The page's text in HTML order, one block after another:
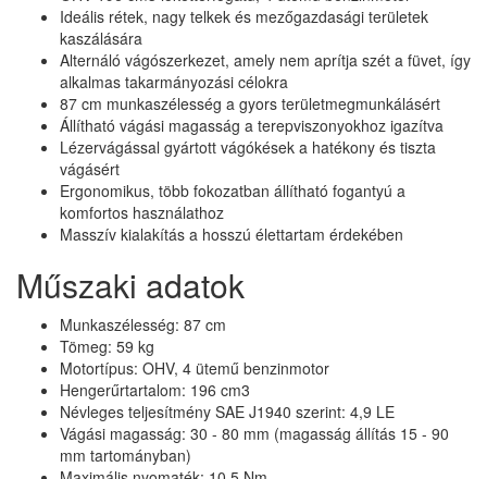
Ideális rétek, nagy telkek és mezőgazdasági területek
kaszálására
Alternáló vágószerkezet, amely nem aprítja szét a füvet, így
alkalmas takarmányozási célokra
87 cm munkaszélesség a gyors területmegmunkálásért
Állítható vágási magasság a terepviszonyokhoz igazítva
Lézervágással gyártott vágókések a hatékony és tiszta
vágásért
Ergonomikus, több fokozatban állítható fogantyú a
komfortos használathoz
Masszív kialakítás a hosszú élettartam érdekében
Műszaki adatok
Munkaszélesség: 87 cm
Tömeg: 59 kg
Motortípus: OHV, 4 ütemű benzinmotor
Hengerűrtartalom: 196 cm3
Névleges teljesítmény SAE J1940 szerint: 4,9 LE
Vágási magasság: 30 - 80 mm (magasság állítás 15 - 90
mm tartományban)